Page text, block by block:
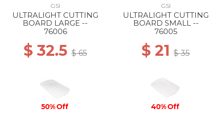
GSI
ULTRALIGHT CUTTING
BOARD LARGE --
76006
$ 32.5$ 65
50% Off
GSI
ULTRALIGHT CUTTING
BOARD SMALL --
76005
$ 21 $ 35
40% Off